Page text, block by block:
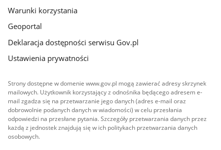
Warunki korzystania
Geoportal
Deklaracja dostępności serwisu Gov.pl
Ustawienia prywatności
Strony dostępne w domenie www.gov.pl mogą zawierać adresy skrzynek
mailowych. Użytkownik korzystający z odnośnika będącego adresem e-
mail zgadza się na przetwarzanie jego danych (adres e-mail oraz
dobrowolnie podanych danych w wiadomości) w celu przesłania
odpowiedzi na przesłane pytania. Szczegóły przetwarzania danych przez
każdą z jednostek znajdują się w ich politykach przetwarzania danych
osobowych.